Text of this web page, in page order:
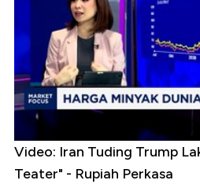
Video: Iran Tuding Trump
Teater" - Rupiah Perkasa